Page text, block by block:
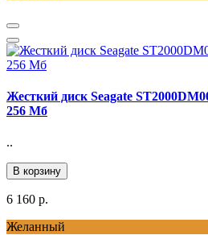
Жесткий диск Seagate
256 Мб
..
В корзину
6 160 р.
Желанный